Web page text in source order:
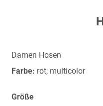
springen
Damen Hosen
Farbe: rot, multicolor
Größe